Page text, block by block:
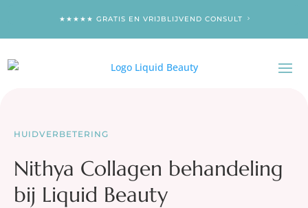
★★★★★ GRATIS EN VRIJBLIJVEND CONSULT
HUIDVERBETERING
Nithya Collagen behandeling
bij Liquid Beauty